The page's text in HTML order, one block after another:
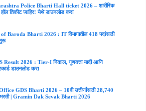
Police Bharti Hall ticket 2026 – शारीरिक
हॉल तिकीट जाहिर! येथे डाउनलोड करा
Baroda Bharti 2026 : IT विभागातील 418 पदांसाठी
Result 2026 : Tier-I निकाल, गुणवत्ता यादी आणि
डाउनलोड करा
GDS Bharti 2026 – 10वी उत्तीर्णांसाठी 28,740
भरती | Gramin Dak Sevak Bharti 2026